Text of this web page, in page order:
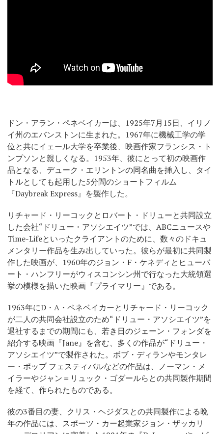
ドン・アラン・ペネベイカーは、1925年7月15日、イリノ
イ州のエバンストンに生まれた。1967年に機械工学の学
位と共にイェール大学を卒業後、映画作家フランシス・ト
ンプソンと親しくなる。1953年、彼にとって初の映画作
品となる、デューク・エリントンの同名曲を挿入し、タイ
トルとしても起用した5分間のショートフィルム
『Daybreak Express』を製作した。
リチャード・リーコックとロバート・ドリューと共同設立
した会社“ドリュー・アソシエイツ”では、ABCニュースや
Time-Lifeといったクライアントのために、数々のドキュ
メンタリー作品を生み出していった。彼らが最初に共同製
作した映画が、1960年のジョン・F・ケネディとヒューバ
ート・ハンフリーがウィスコンシン州で行なった大統領選
挙の模様を描いた映画『プライマリー』である。
1963年にD・A・ペネベイカーとリチャード・リーコック
が二人の共同会社設立のため“ドリュー・アソシエイツ”を
退社するまでの期間にも、若き日のジェーン・フォンダを
紹介する映画『Jane』を含む、多くの作品が“ドリュー・
アソシエイツ”で製作された。ボブ・ディランやモンタレ
ー・ポップ フェスティバルなどの作品は、ノーマン・メ
イラーやジャン＝リュック・ゴダールらとの共同製作期間
を経て、作られたものである。
彼の3番目の妻、クリス・ヘジダスとの共同製作による晩
年の作品には、スポーツ・カー起業家ジョン・ザッカリ